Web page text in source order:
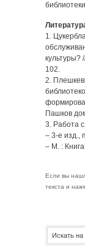
1.
102.
2.
Пашков
3. Работа
– 3-е изд.,
– М. :
Если вы
текста и